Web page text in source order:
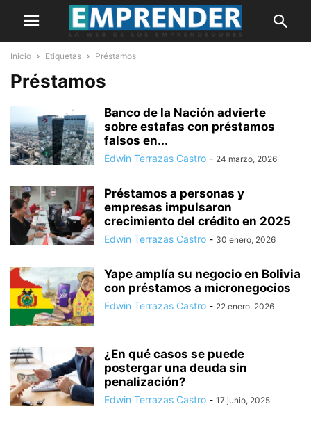
Inicio Etiquetas Préstamos
Préstamos
Banco de la Nación advierte
sobre estafas con préstamos
falsos en...
Edwin Terrazas Castro - 24 marzo, 2026
Préstamos a personas y
empresas impulsaron
crecimiento del crédito en 2025
Edwin Terrazas Castro - 30 enero, 2026
Yape amplía su negocio en Bolivia
con préstamos a micronegocios
Edwin Terrazas Castro - 22 enero, 2026
¿En qué casos se puede
postergar una deuda sin
penalización?
Edwin Terrazas Castro - 17 junio, 2025